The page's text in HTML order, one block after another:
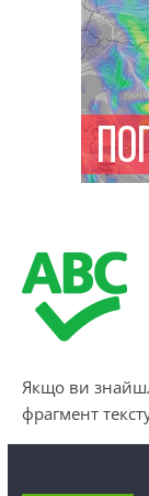
Якщо ви
фрагмент